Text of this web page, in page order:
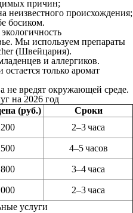
причин;
неизвестного происхождения;
босиком.
Мы используем препараты
(Швейцария).
и аллергиков.
только аромат
не вредят окружающей среде.
на 2026 год
(руб.)
Сроки
2–3 часа
4–5 часов
3–4 часа
2–3 часа
услуги